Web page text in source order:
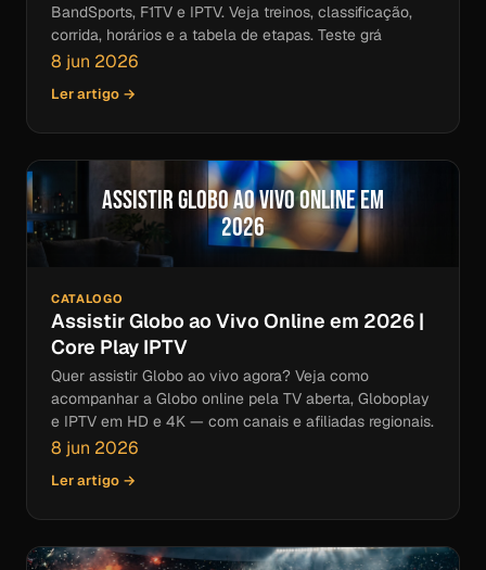
BandSports, F1TV e IPTV. Veja treinos, classificação,
corrida, horários e a tabela de etapas. Teste grá
8 jun 2026
Ler artigo →
Assistir Globo ao Vivo Online em
2026
CATALOGO
Assistir Globo ao Vivo Online em 2026 |
Core Play IPTV
Quer assistir Globo ao vivo agora? Veja como
acompanhar a Globo online pela TV aberta, Globoplay
e IPTV em HD e 4K — com canais e afiliadas regionais.
8 jun 2026
Ler artigo →